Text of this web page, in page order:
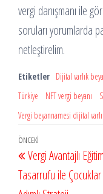
vergi danışmanı ile
soruları yorumlarda
netleştirelim.
Etiketler Dijital varlık
Türkiye
NFT vergi beyanı
Vergi beyannamesi dijital
Yazı
gezinmesi
Önceki
Yazı
ÖNCEKI
Vergi Avantajlı Eğitim
Tasarrufu ile